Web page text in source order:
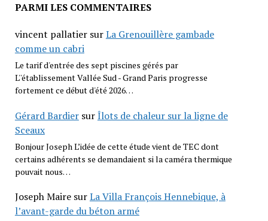
PARMI LES COMMENTAIRES
vincent pallatiersurLa Grenouillère gambade
comme un cabri
Le tarif d'entrée des sept piscines gérés par
L''établissement Vallée Sud - Grand Paris progresse
fortement ce début d'été 2026…
Gérard BardiersurÎlots de chaleur sur la ligne de
Sceaux
Bonjour Joseph L’idée de cette étude vient de TEC dont
certains adhérents se demandaient si la caméra thermique
pouvait nous…
Joseph MairesurLa Villa François Hennebique, à
l’avant-garde du béton armé